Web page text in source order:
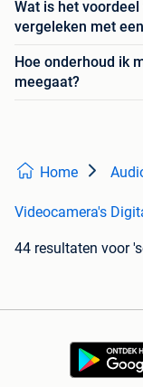
Wat is het
vergeleken met
Hoe onderhoud ik
meegaat?
Home
Videocamera's
44 resultaten voor